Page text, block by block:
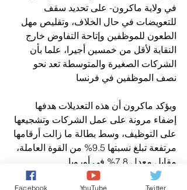
في ولاية ماكرون- على تحديد سقف
للتعويضات في حال الخلاف، وتقليص مهل
الطعون للموظفين وإتاحة التفاوض خارج
النقابة لأقل من خمسين أجيرا، علما بأن
الشركات الصغيرة والمتوسطة تعد نحو
نصف الموظفين في فرنسا
ويؤكد ماكرون أن هذه التعديلات هدفها
إضفاء مرونة على عمل الشركات وتشجيعها
على التوظيف، وسط بطالة ما زالت أرقامها
مرتفعة تبلغ نسبتها 9.5% من القوة العاملة،
مقابل معدل 7.8% في أوروبا
Facebook YouTube Twitter